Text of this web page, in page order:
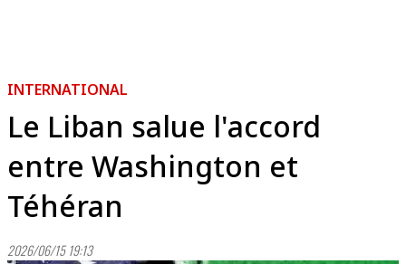
INTERNATIONAL
Le Liban salue l'accord
entre Washington et
Téhéran
2026/06/15 19:13